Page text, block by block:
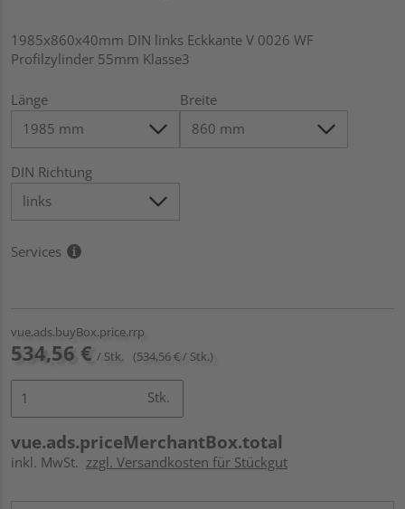
1985x860x40mm DIN links Eckkante V 0026 WF
Profilzylinder 55mm Klasse3
Länge Breite
DIN Richtung
Services
vue.ads.buyBox.price.rrp
534,56 € / Stk. (534,56 € / Stk.)
Stk.
vue.ads.priceMerchantBox.total
inkl. MwSt. zzgl. Versandkosten für Stückgut